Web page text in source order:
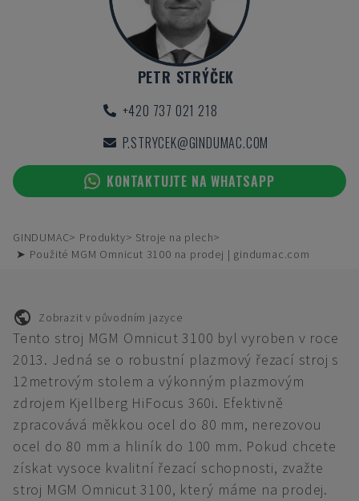
PETR STRÝČEK
+420 737 021 218
P.STRYCEK@GINDUMAC.COM
KONTAKTUJTE NA WHATSAPP
GINDUMAC Produkty
Stroje na plech
➤ Použité MGM Omnicut 3100 na prodej | gindumac.com
Zobrazit v původním jazyce
Tento stroj MGM Omnicut 3100 byl vyroben v roce
2013. Jedná se o robustní plazmový řezací stroj s
12metrovým stolem a výkonným plazmovým
zdrojem Kjellberg HiFocus 360i. Efektivně
zpracovává měkkou ocel do 80 mm, nerezovou
ocel do 80 mm a hliník do 100 mm. Pokud chcete
získat vysoce kvalitní řezací schopnosti, zvažte
stroj MGM Omnicut 3100, který máme na prodej.